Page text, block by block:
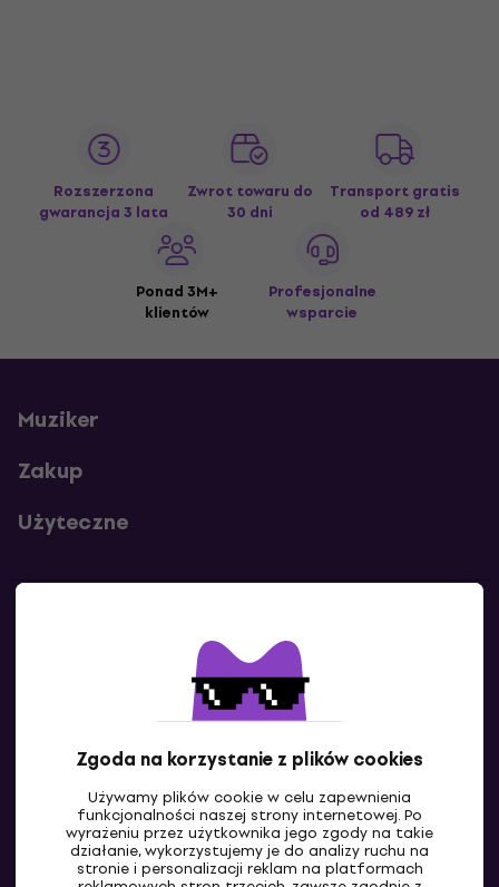
Zgoda na korzystanie z plików cookies
Używamy plików cookie w celu zapewnienia
funkcjonalności naszej strony internetowej. Po
wyrażeniu przez użytkownika jego zgody na takie
działanie, wykorzystujemy je do analizy ruchu na
stronie i personalizacji reklam na platformach
Rozszerzona
gwarancja 3 lata
Zwrot towaru do
30 dni
Transport gratis
od 489 zł
Ponad 3M+
klientów
Profesjonalne
wsparcie
Muziker
Zakup
Użyteczne
Skontaktuj się z nami